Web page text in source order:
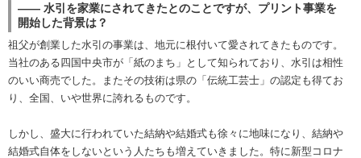
―― 水引を家業にされてきたとのことですが、プリント事業を
開始した背景は？
祖父が創業した水引の事業は、地元に根付いて愛されてきたものです。
当社のある四国中央市が「紙のまち」として知られており、水引は相性
のいい商売でした。またその技術は県の「伝統工芸士」の認定も得てお
り、全国、いや世界に誇れるものです。
しかし、盛大に行われていた結納や結婚式も徐々に地味になり、結納や
結婚式自体をしないという人たちも増えていきました。特に新型コロナ